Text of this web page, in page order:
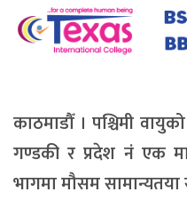
काठमाडौँ । पश्चिमी
गण्डकी र प्रदेश नं एक
भागमा मौसम